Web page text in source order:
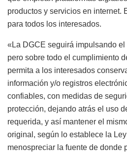
productos y servicios en internet.
para todos los interesados.
«La DGCE seguirá impulsando
pero sobre todo el cumplimiento
permita a los interesados
información y/o registros
confiables, con medidas de
protección, dejando atrás el uso
requerida, y así mantener el
original, según lo establece la
menospreciar la fuente de donde